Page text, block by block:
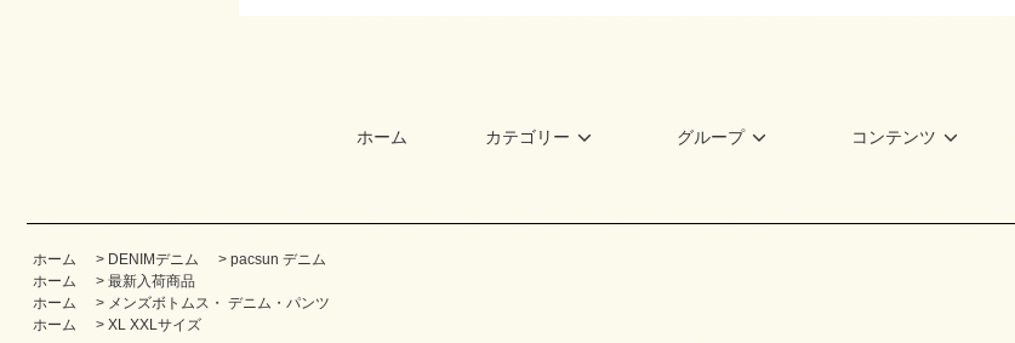
ホーム カテゴリー グループ コンテンツ
ホーム > DENIMデニム > pacsun デニム
ホーム
> 最新入荷商品
ホーム
> メンズボトムス・ デニム・パンツ
ホーム
> XL XXLサイズ